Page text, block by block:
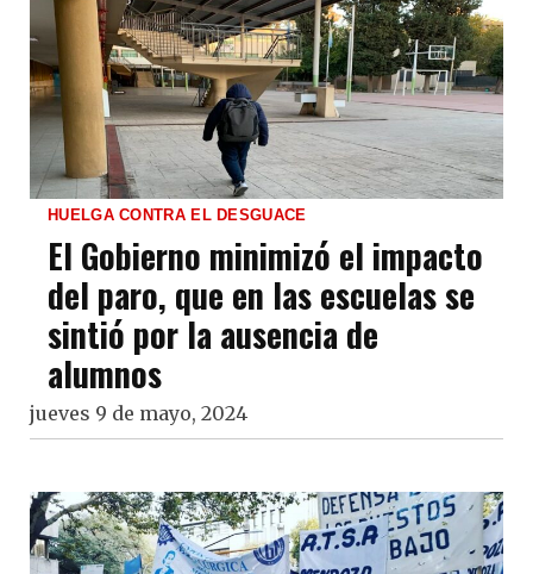
HUELGA CONTRA EL DESGUACE
El Gobierno minimizó el impacto
del paro, que en las escuelas se
sintió por la ausencia de
alumnos
jueves 9 de mayo, 2024